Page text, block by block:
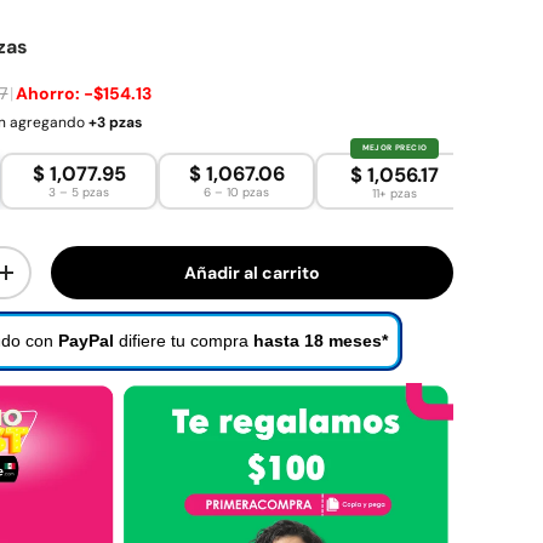
|Ahorro: -$154.13
agregando+3 pzas
$ 1,077.95
3 – 5 pzas
$ 1,067.06
6 – 10 pzas
MEJOR PRECIO
$ 1,056.17
11+ pzas
Aumentar la cantidadAñadir al carrito
con PayPal difiere tu compra hasta 18 meses*